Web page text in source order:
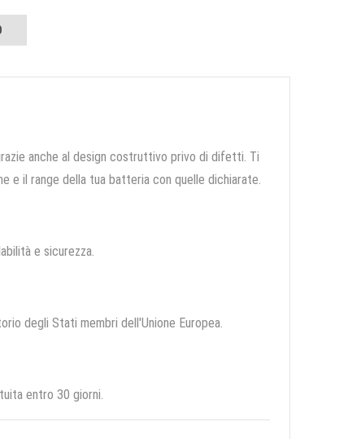
anche al design costruttivo privo di difetti. Ti
e il range della tua batteria con quelle dichiarate.
e sicurezza.
degli Stati membri dell'Unione Europea.
entro 30 giorni.